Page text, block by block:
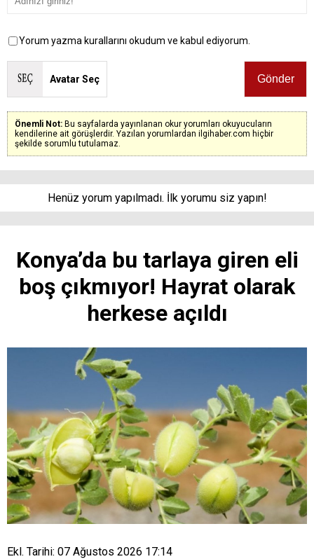
Yorum yazma kurallarını okudum ve kabul ediyorum.
Avatar Seç
Önemli Not: Bu sayfalarda yayınlanan okur yorumları okuyucuların
kendilerine ait görüşlerdir. Yazılan yorumlardan ilgihaber.com hiçbir
şekilde sorumlu tutulamaz.
Henüz yorum yapılmadı. İlk yorumu siz yapın!
Konya’da bu tarlaya giren eli
boş çıkmıyor! Hayrat olarak
herkese açıldı
Ekl. Tarihi: 07 Ağustos 2026 17:14